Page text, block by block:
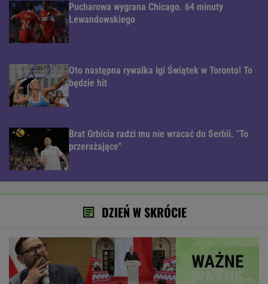
Pucharowa wygrana Chicago. 64 minuty
Lewandowskiego
Oto następna rywalka Igi Świątek w Toronto! To
będzie hit
Brat Grbicia radzi mu nie wracać do Serbii. "To
przerażające"
DZIEŃ W SKRÓCIE